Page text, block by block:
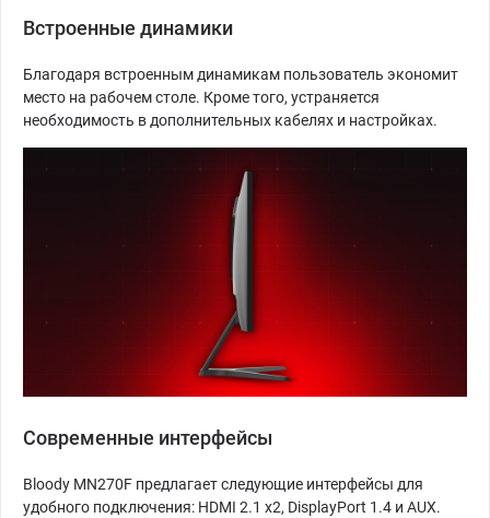
Встроенные динамики
Благодаря встроенным динамикам пользователь экономит
место на рабочем столе. Кроме того, устраняется
необходимость в дополнительных кабелях и настройках.
Современные интерфейсы
Bloody MN270F предлагает следующие интерфейсы для
удобного подключения: HDMI 2.1 x2, DisplayPort 1.4 и AUX.